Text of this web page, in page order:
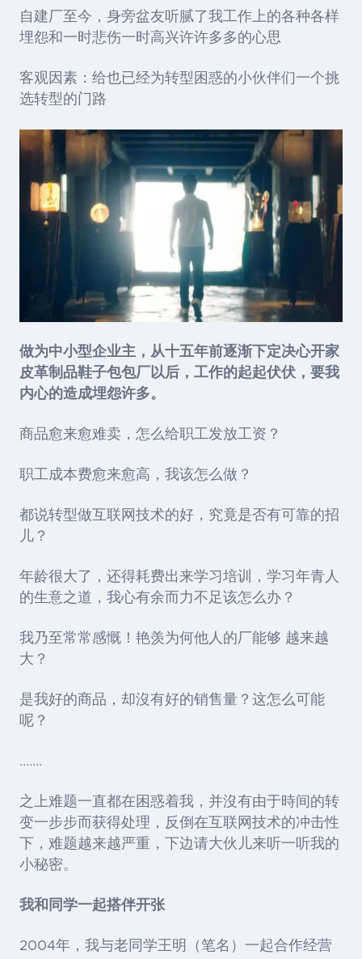
自建厂至今，身旁盆友听腻了我工作上的各种各样
埋怨和一时悲伤一时高兴许许多多的心思
客观因素：给也已经为转型困惑的小伙伴们一个挑
选转型的门路
做为中小型企业主，从十五年前逐渐下定决心开家
皮革制品鞋子包包厂以后，工作的起起伏伏，要我
内心的造成埋怨许多。
商品愈来愈难卖，怎么给职工发放工资？
职工成本费愈来愈高，我该怎么做？
都说转型做互联网技术的好，究竟是否有可靠的招
儿？
年龄很大了，还得耗费出来学习培训，学习年青人
的生意之道，我心有余而力不足该怎么办？
我乃至常常感慨！艳羡为何他人的厂能够 越来越
大？
是我好的商品，却沒有好的销售量？这怎么可能
呢？
.......
之上难题一直都在困惑着我，并沒有由于時间的转
变一步步而获得处理，反倒在互联网技术的冲击性
下，难题越来越严重，下边请大伙儿来听一听我的
小秘密。
我和同学一起搭伴开张
2004年，我与老同学王明（笔名）一起合作经营